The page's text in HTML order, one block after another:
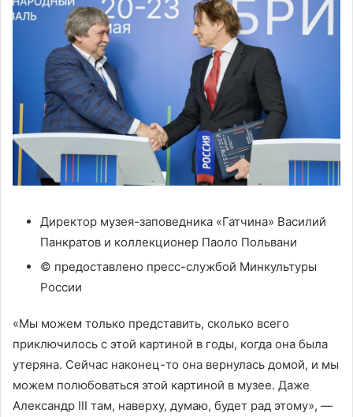
Директор музея-заповедника «Гатчина» Василий
Панкратов и коллекционер Паоло Польвани
© предоставлено пресс-службой Минкультуры
России
«Мы можем только представить, сколько всего
приключилось с этой картиной в годы, когда она была
утеряна. Сейчас наконец-то она вернулась домой, и мы
можем полюбоваться этой картиной в музее. Даже
Александр III там, наверху, думаю, будет рад этому», —